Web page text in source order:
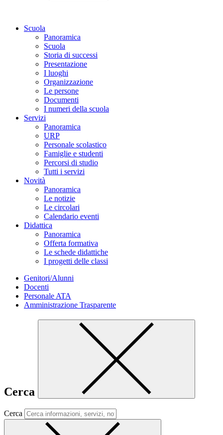
Scuola
Panoramica
Scuola
Storia di successi
Presentazione
I luoghi
Organizzazione
Le persone
Documenti
I numeri della scuola
Servizi
Panoramica
URP
Personale scolastico
Famiglie e studenti
Percorsi di studio
Tutti i servizi
Novità
Panoramica
Le notizie
Le circolari
Calendario eventi
Didattica
Panoramica
Offerta formativa
Le schede didattiche
I progetti delle classi
Genitori/Alunni
Docenti
Personale ATA
Amministrazione Trasparente
Cerca
Cerca